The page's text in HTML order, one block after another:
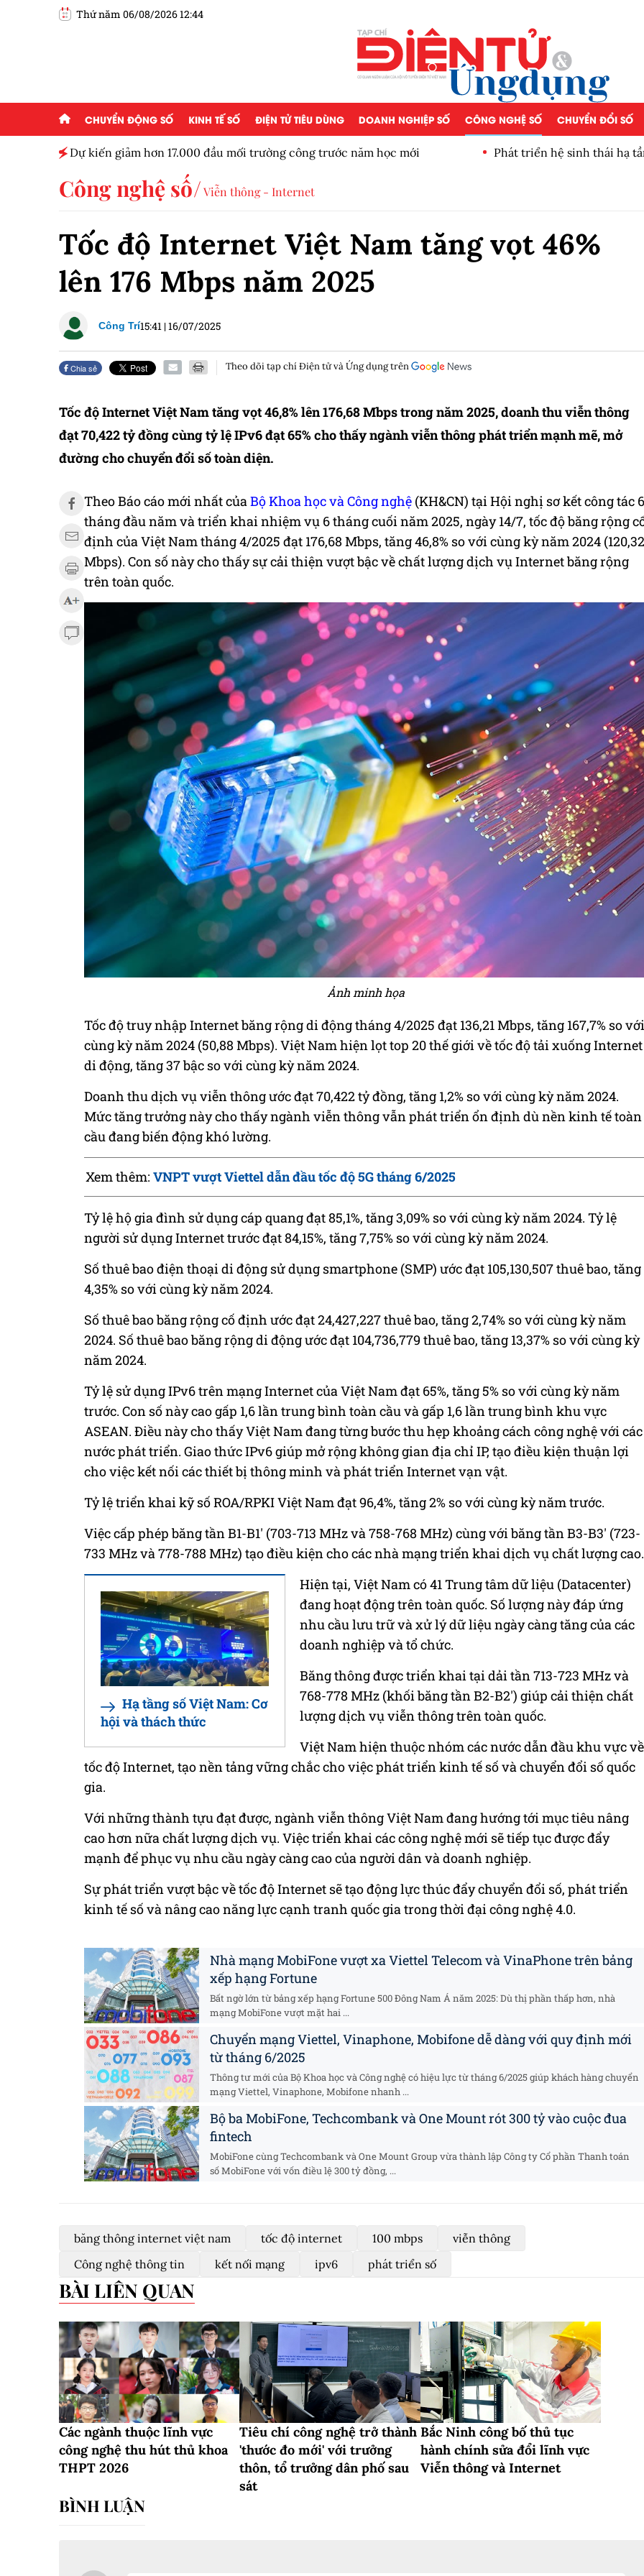
Thứ năm 06/08/2026 12:44
CHUYỂN ĐỘNG SỐ KINH TẾ SỐ ĐIỆN TỬ TIÊU DÙNG DOANH NGHIỆP SỐ CÔNG NGHỆ SỐ CHUYỂN ĐỔI SỐ
Dự kiến giảm hơn 17.000 đầu mối trường công trước năm học mới Phát triển hệ sinh thái hạ
Công nghệ số Viễn thông - Internet
Tốc độ Internet Việt Nam tăng vọt 46%
lên 176 Mbps năm 2025
Công Trí15:41 |16/07/2025
Chia sẻ Theo dõi tạp chí Điện tử và Ứng dụng trên
Tốc độ Internet Việt Nam tăng vọt 46,8% lên 176,68 Mbps trong năm 2025, doanh thu viễn thông
đạt 70,422 tỷ đồng cùng tỷ lệ IPv6 đạt 65% cho thấy ngành viễn thông phát triển mạnh mẽ, mở
đường cho chuyển đổi số toàn diện.
Theo Báo cáo mới nhất củaBộ Khoa học và Công nghệ (KH&CN) tại Hội nghị sơ kết công tác 6
tháng đầu năm và triển khai nhiệm vụ 6 tháng cuối năm 2025, ngày 14/7, tốc độ băng rộng
định của Việt Nam tháng 4/2025 đạt 176,68 Mbps, tăng 46,8% so với cùng kỳ năm 2024 (120,32
Mbps). Con số này cho thấy sự cải thiện vượt bậc về chất lượng dịch vụ Internet băng rộng
trên toàn quốc.
Ảnh minh họa
Tốc độ truy nhập Internet băng rộng di động tháng 4/2025 đạt 136,21 Mbps, tăng 167,7% so với
cùng kỳ năm 2024 (50,88 Mbps). Việt Nam hiện lọt top 20 thế giới về tốc độ tải xuống Internet
di động, tăng 37 bậc so với cùng kỳ năm 2024.
Doanh thu dịch vụ viễn thông ước đạt 70,422 tỷ đồng, tăng 1,2% so với cùng kỳ năm 2024.
Mức tăng trưởng này cho thấy ngành viễn thông vẫn phát triển ổn định dù nền kinh tế toàn
cầu đang biến động khó lường.
Xem thêm: VNPT vượt Viettel dẫn đầu tốc độ 5G tháng 6/2025
Tỷ lệ hộ gia đình sử dụng cáp quang đạt 85,1%, tăng 3,09% so với cùng kỳ năm 2024. Tỷ lệ
người sử dụng Internet trước đạt 84,15%, tăng 7,75% so với cùng kỳ năm 2024.
Số thuê bao điện thoại di động sử dụng smartphone (SMP) ước đạt 105,130,507 thuê bao, tăng
4,35% so với cùng kỳ năm 2024.
Số thuê bao băng rộng cố định ước đạt 24,427,227 thuê bao, tăng 2,74% so với cùng kỳ năm
2024. Số thuê bao băng rộng di động ước đạt 104,736,779 thuê bao, tăng 13,37% so với cùng kỳ
năm 2024.
Tỷ lệ sử dụng IPv6 trên mạng Internet của Việt Nam đạt 65%, tăng 5% so với cùng kỳ năm
trước. Con số này cao gấp 1,6 lần trung bình toàn cầu và gấp 1,6 lần trung bình khu vực
ASEAN. Điều này cho thấy Việt Nam đang từng bước thu hẹp khoảng cách công nghệ với các
nước phát triển. Giao thức IPv6 giúp mở rộng không gian địa chỉ IP, tạo điều kiện thuận lợi
cho việc kết nối các thiết bị thông minh và phát triển Internet vạn vật.
Tỷ lệ triển khai kỹ số ROA/RPKI Việt Nam đạt 96,4%, tăng 2% so với cùng kỳ năm trước.
Việc cấp phép băng tần B1-B1' (703-713 MHz và 758-768 MHz) cùng với băng tần B3-B3' (723-
733 MHz và 778-788 MHz) tạo điều kiện cho các nhà mạng triển khai dịch vụ chất lượng cao.
Hạ tầng số Việt Nam: Cơ
hội và thách thức
Hiện tại, Việt Nam có 41 Trung tâm dữ liệu (Datacenter)
đang hoạt động trên toàn quốc. Số lượng này đáp ứng
nhu cầu lưu trữ và xử lý dữ liệu ngày càng tăng của các
doanh nghiệp và tổ chức.
Băng thông được triển khai tại dải tần 713-723 MHz và
768-778 MHz (khối băng tần B2-B2') giúp cải thiện chất
lượng dịch vụ viễn thông trên toàn quốc.
Việt Nam hiện thuộc nhóm các nước dẫn đầu khu vực về
tốc độ Internet, tạo nền tảng vững chắc cho việc phát triển kinh tế số và chuyển đổi số quốc
gia.
Với những thành tựu đạt được, ngành viễn thông Việt Nam đang hướng tới mục tiêu nâng
cao hơn nữa chất lượng dịch vụ. Việc triển khai các công nghệ mới sẽ tiếp tục được đẩy
mạnh để phục vụ nhu cầu ngày càng cao của người dân và doanh nghiệp.
Sự phát triển vượt bậc về tốc độ Internet sẽ tạo động lực thúc đẩy chuyển đổi số, phát triển
kinh tế số và nâng cao năng lực cạnh tranh quốc gia trong thời đại công nghệ 4.0.
Nhà mạng MobiFone vượt xa Viettel Telecom và VinaPhone trên bảng
xếp hạng Fortune
Bất ngờ lớn từ bảng xếp hạng Fortune 500 Đông Nam Á năm 2025: Dù thị phần thấp hơn, nhà
mạng MobiFone vượt mặt hai ...
Chuyển mạng Viettel, Vinaphone, Mobifone dễ dàng với quy định mới
từ tháng 6/2025
Thông tư mới của Bộ Khoa học và Công nghệ có hiệu lực từ tháng 6/2025 giúp khách hàng chuyển
mạng Viettel, Vinaphone, Mobifone nhanh ...
Bộ ba MobiFone, Techcombank và One Mount rót 300 tỷ vào cuộc đua
fintech
MobiFone cùng Techcombank và One Mount Group vừa thành lập Công ty Cổ phần Thanh toán
số MobiFone với vốn điều lệ 300 tỷ đồng, ...
băng thông internet việt nam tốc độ internet 100 mbps
viễn thông
Công nghệ thông tin
kết nối mạng ipv6 phát triển số
BÀI LIÊN QUAN
Các ngành thuộc lĩnh vực
công nghệ thu hút thủ khoa
THPT 2026
Tiêu chí công nghệ trở thành
'thước đo mới' với trưởng
thôn, tổ trưởng dân phố sau
sát
Bắc Ninh công bố thủ tục
hành chính sửa đổi lĩnh vực
Viễn thông và Internet